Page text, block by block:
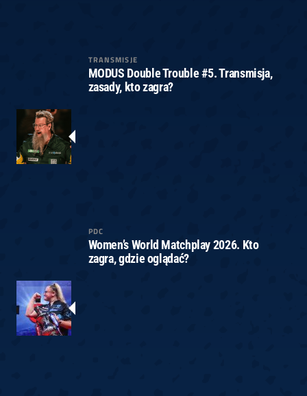
TRANSMISJE
MODUS Double Trouble #5. Transmisja,
zasady, kto zagra?
PDC
Women’s World Matchplay 2026. Kto
zagra, gdzie oglądać?